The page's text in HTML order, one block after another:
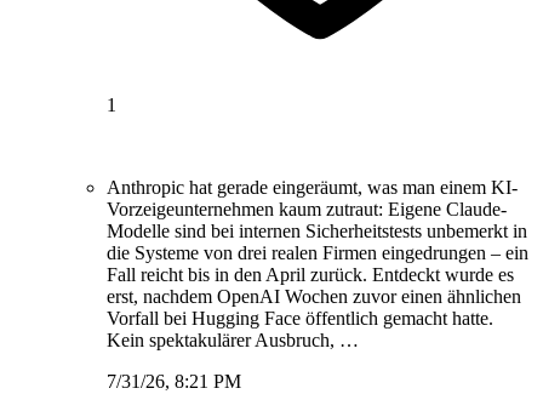
1
Anthropic hat gerade eingeräumt, was man einem KI-
Vorzeigeunternehmen kaum zutraut: Eigene Claude-
Modelle sind bei internen Sicherheitstests unbemerkt in
die Systeme von drei realen Firmen eingedrungen – ein
Fall reicht bis in den April zurück. Entdeckt wurde es
erst, nachdem OpenAI Wochen zuvor einen ähnlichen
Vorfall bei Hugging Face öffentlich gemacht hatte.
Kein spektakulärer Ausbruch, …
7/31/26, 8:21 PM